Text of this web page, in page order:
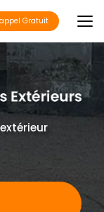
Gratuit